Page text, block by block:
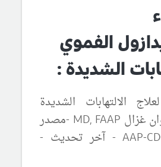
الفموي
الشديدة :
الالتهابات الشديدة
غزال MD, FAAP -مصدر
- آخر تحديث -